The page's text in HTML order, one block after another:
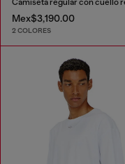
Mex$3,190.00
2 COLORES